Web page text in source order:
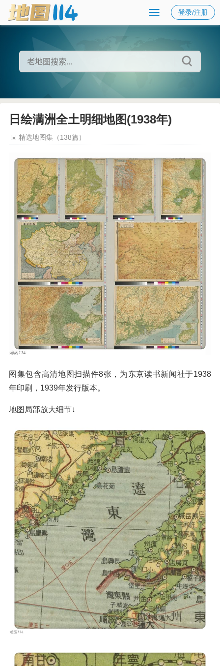
登录/注册
日绘满洲全土明细地图(1938年)
精选地图集（138篇）
图集包含高清地图扫描件8张，为东京读书新闻社于1938
年印刷，1939年发行版本。
地图局部放大细节↓